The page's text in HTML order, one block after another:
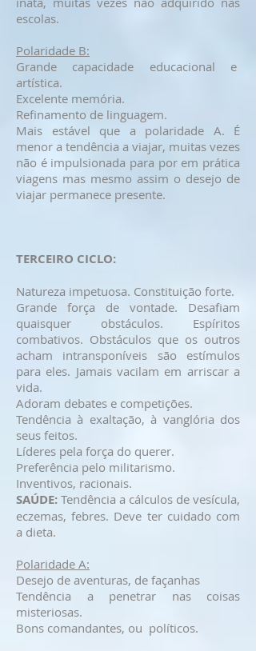
escolas.
Polaridade B:
Grande capacidade educacional e
artística.
Excelente memória.
Refinamento de linguagem.
Mais estável que a polaridade A. É
menor a tendência a viajar, muitas vezes
não é impulsionada para por em prática
viagens mas mesmo assim o desejo de
viajar permanece presente.
TERCEIRO CICLO:
Natureza impetuosa. Constituição forte.
Grande força de vontade. Desafiam
quaisquer obstáculos. Espíritos
combativos. Obstáculos que os outros
acham intransponíveis são estímulos
para eles. Jamais vacilam em arriscar a
vida.
Adoram debates e competições.
Tendência à exaltação, à vanglória dos
seus feitos.
Líderes pela força do querer.
Preferência pelo militarismo.
Inventivos, racionais.
SAÚDE: Tendência a cálculos de vesícula,
eczemas, febres. Deve ter cuidado com
a dieta.
Polaridade A:
Desejo de aventuras, de façanhas
Tendência a penetrar nas coisas
misteriosas.
Bons comandantes, ou políticos.